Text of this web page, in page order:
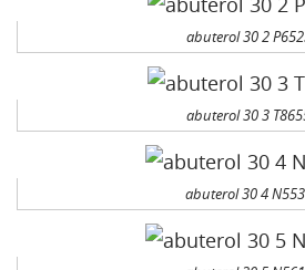
abuterol 30 2
abuterol 30 3
abuterol 30 4